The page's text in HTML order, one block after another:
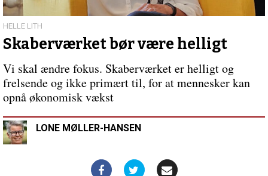
den
grønne
omstilling
en
’fetich’?
HELLE LITH
Skaberværket bør være helligt
Vi skal ændre fokus. Skaberværket er helligt og
frelsende og ikke primært til, for at mennesker kan
opnå økonomisk vækst
LONE MØLLER-HANSEN